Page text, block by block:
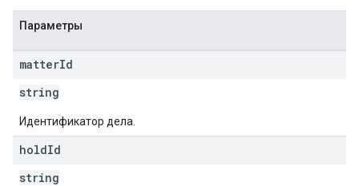
Параметры
matterId
string
Идентификатор дела.
holdId
string